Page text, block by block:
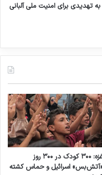
تهدیدی برای امنیت ملی آلبانی
غزه: ۳۰۰ کودک در ۳۰۰ روز
اسرائیل و حماس کشته